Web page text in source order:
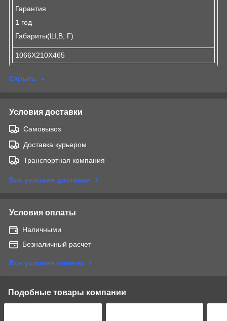
Гарантия
1 год
Габариты(Ш,В, Г)
1066X210X465
Скрыть
Условия доставки
Самовывоз
Доставка курьером
Транспортная компания
Все условия доставки
Условия оплаты
Наличными
Безналичный расчет
Все условия оплаты
Подобные товары компании